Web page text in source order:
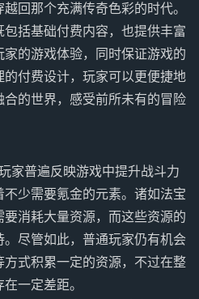
回那个充满传奇色彩的时代。
括基础付费内容，也提供丰富
的游戏体验，同时保证游戏的
付费设计，玩家可以更便捷地
的世界，感受前所未有的冒险
家普遍反映游戏中提升战斗力
少需要氪金的元素。诸如法宝
消耗大量资源，而这些资源的
尽管如此，普通玩家仍有机会
式积累一定的资源，不过在整
一定差距。